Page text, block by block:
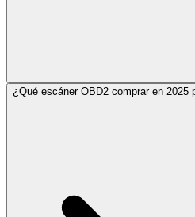
¿Qué escáner OBD2 comprar en 2025